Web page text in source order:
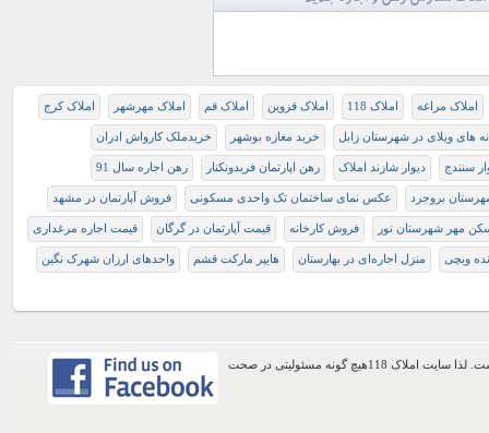
املاک مراغه املاک 118 املاک قزوین املاک قم املاک مهرشهر املاک کرج
های ویلای در شهرستان زابل خرید مغازه بوشهر خریدملک کارواش ادران
سنندج دیوار شازند املاک رهن اپارتمان فریدونکنار رهن اجاره سال 91
بروجرد عکس نمای ساختمان تک واحدی مسکونی فروش آپارتمان در مشهد
مهر شهرستان نور فروش کارخانه قیمت آپارتمان در گرگان قیمت اجاره مرغداری
ویچی منزل اجاره‌ای در بهارستان هایپر مارکت قشم واحدهای ارزان شهرک نگین
اطلاعات موجود در این وب سایت از طریق کاربران عمومی سایت ثبت شده است. لذا سایت املاک 118هیچ گونه مسئولیتی در صحت